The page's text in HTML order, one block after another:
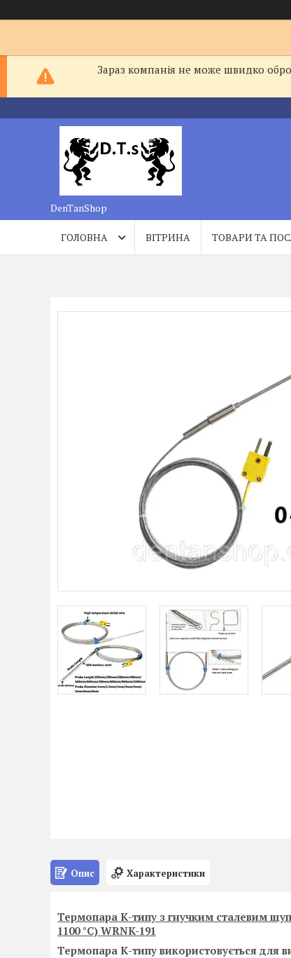
Зараз компанія не може швидко
DenTanShop
ГОЛОВНА ВІТРИНА ТОВАРИ ТА
Опис Характеристики
Термопара К-типу з гнучким сталевим
1100 °C) WRNK-191
Термопара К-типу використовується для